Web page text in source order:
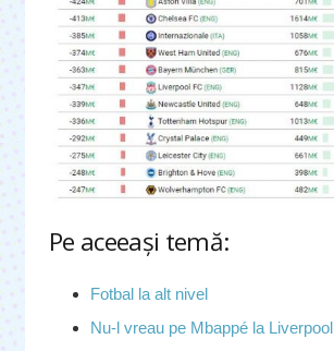
Pe aceeaşi temă:
Fotbal la alt nivel
Nu-l vreau pe Mbappé la Liverpool